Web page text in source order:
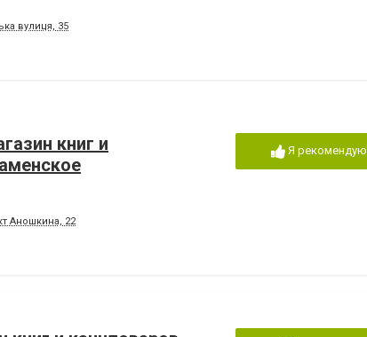
вулиця, 35
книг и
Аношкина, 22
Я рекомендую